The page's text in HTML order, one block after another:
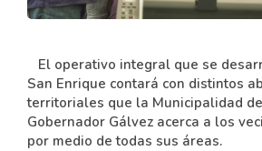
El operativo integral que se
San Enrique contará con distintos
territoriales que la Municipalidad
Gobernador Gálvez acerca a los
por medio de todas sus áreas.